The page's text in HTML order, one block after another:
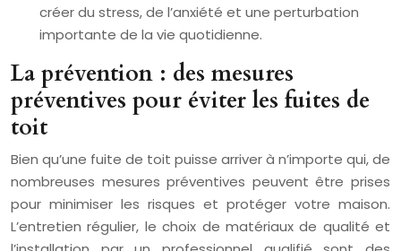
créer du stress, de l’anxiété et une perturbation
importante de la vie quotidienne.
La prévention : des mesures
préventives pour éviter les fuites de
toit
Bien qu’une fuite de toit puisse arriver à n’importe qui, de
nombreuses mesures préventives peuvent être prises
pour minimiser les risques et protéger votre maison.
L’entretien régulier, le choix de matériaux de qualité et